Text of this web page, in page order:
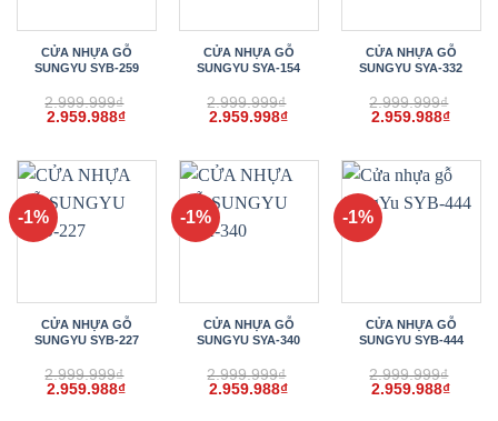
CỬA NHỰA GỖ
SUNGYU SYB-259
2.999.999₫
Giá
2.999.999₫.
2.959.988₫Giá
là:
2.959.988₫.
CỬA NHỰA GỖ
SUNGYU SYA-154
2.999.999₫
Giá
2.999.999₫.
2.959.998₫Giá
là:
2.959.998₫.
CỬA NHỰA GỖ
SUNGYU SYA-332
2.999.999₫
Giá
2.999.999₫.
2.959.988₫Giá
là:
-1%
CỬA NHỰA GỖ
SUNGYU SYB-227
2.999.999₫
Giá
2.959.988₫Giá
-1%
CỬA NHỰA GỖ
SUNGYU SYA-340
2.999.999₫
Giá
2.959.988₫Giá
-1%
CỬA NHỰA GỖ
SUNGYU SYB-444
2.999.999₫
Giá
2.959.988₫Giá